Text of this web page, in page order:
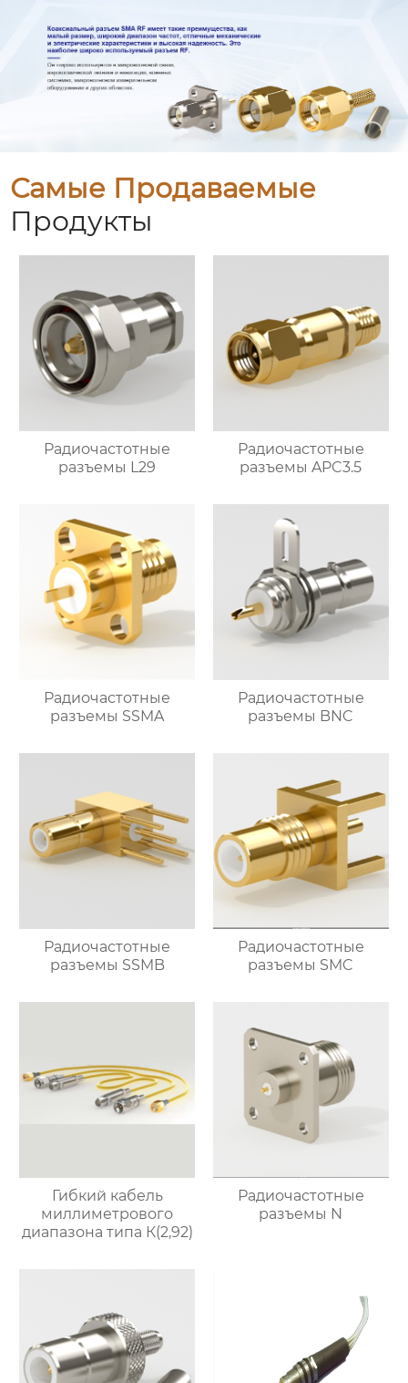
Самые Продаваемые
Продукты
Радиочастотные
разъемы L29
Радиочастотные
разъемы APC3.5
Радиочастотные
разъемы SSMA
Радиочастотные
разъемы BNC
Радиочастотные
разъемы SSMB
Радиочастотные
разъемы SMC
Гибкий кабель
миллиметрового
диапазона типа К(2,92)
Радиочастотные
разъемы N